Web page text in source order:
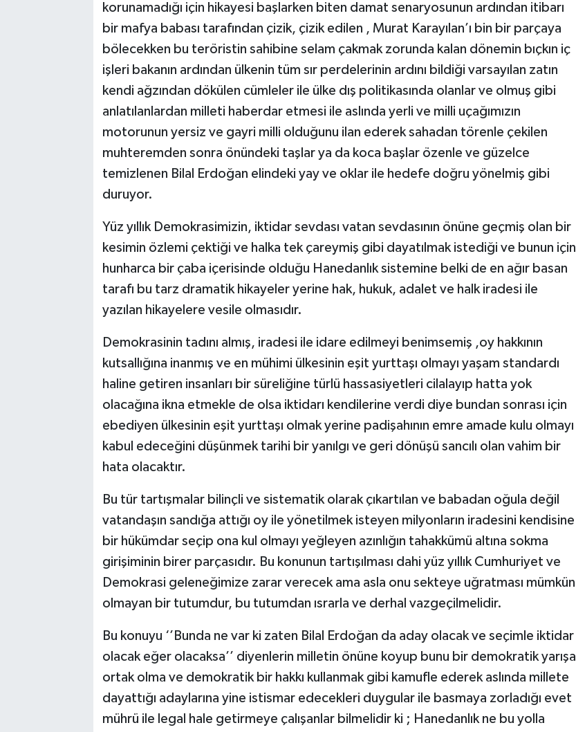
korunamadığı için hikayesi başlarken biten damat senaryosunun ardından itibarı
bir mafya babası tarafından çizik, çizik edilen , Murat Karayılan’ı bin bir parçaya
bölecekken bu teröristin sahibine selam çakmak zorunda kalan dönemin bıçkın iç
işleri bakanın ardından ülkenin tüm sır perdelerinin ardını bildiği varsayılan zatın
kendi ağzından dökülen cümleler ile ülke dış politikasında olanlar ve olmuş gibi
anlatılanlardan milleti haberdar etmesi ile aslında yerli ve milli uçağımızın
motorunun yersiz ve gayri milli olduğunu ilan ederek sahadan törenle çekilen
muhteremden sonra önündeki taşlar ya da koca başlar özenle ve güzelce
temizlenen Bilal Erdoğan elindeki yay ve oklar ile hedefe doğru yönelmiş gibi
duruyor.
Yüz yıllık Demokrasimizin, iktidar sevdası vatan sevdasının önüne geçmiş olan bir
kesimin özlemi çektiği ve halka tek çareymiş gibi dayatılmak istediği ve bunun için
hunharca bir çaba içerisinde olduğu Hanedanlık sistemine belki de en ağır basan
tarafı bu tarz dramatik hikayeler yerine hak, hukuk, adalet ve halk iradesi ile
yazılan hikayelere vesile olmasıdır.
Demokrasinin tadını almış, iradesi ile idare edilmeyi benimsemiş ,oy hakkının
kutsallığına inanmış ve en mühimi ülkesinin eşit yurttaşı olmayı yaşam standardı
haline getiren insanları bir süreliğine türlü hassasiyetleri cilalayıp hatta yok
olacağına ikna etmekle de olsa iktidarı kendilerine verdi diye bundan sonrası için
ebediyen ülkesinin eşit yurttaşı olmak yerine padişahının emre amade kulu olmayı
kabul edeceğini düşünmek tarihi bir yanılgı ve geri dönüşü sancılı olan vahim bir
hata olacaktır.
Bu tür tartışmalar bilinçli ve sistematik olarak çıkartılan ve babadan oğula değil
vatandaşın sandığa attığı oy ile yönetilmek isteyen milyonların iradesini kendisine
bir hükümdar seçip ona kul olmayı yeğleyen azınlığın tahakkümü altına sokma
girişiminin birer parçasıdır. Bu konunun tartışılması dahi yüz yıllık Cumhuriyet ve
Demokrasi geleneğimize zarar verecek ama asla onu sekteye uğratması mümkün
olmayan bir tutumdur, bu tutumdan ısrarla ve derhal vazgeçilmelidir.
Bu konuyu ‘’Bunda ne var ki zaten Bilal Erdoğan da aday olacak ve seçimle iktidar
olacak eğer olacaksa’’ diyenlerin milletin önüne koyup bunu bir demokratik yarışa
ortak olma ve demokratik bir hakkı kullanmak gibi kamufle ederek aslında millete
dayattığı adaylarına yine istismar edecekleri duygular ile basmaya zorladığı evet
mührü ile legal hale getirmeye çalışanlar bilmelidir ki ; Hanedanlık ne bu yolla